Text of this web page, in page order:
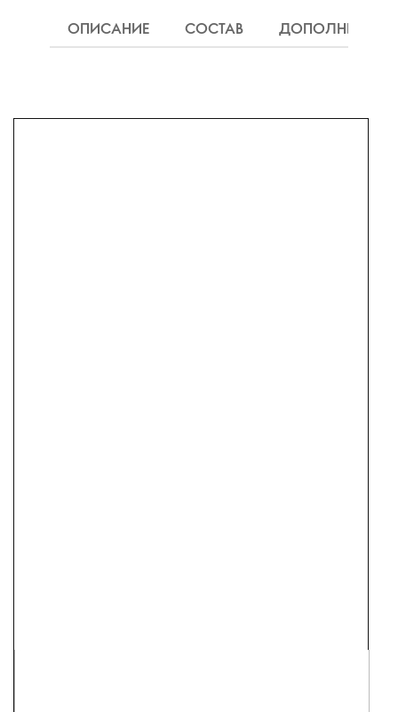
ОПИСАНИЕ СОСТАВ